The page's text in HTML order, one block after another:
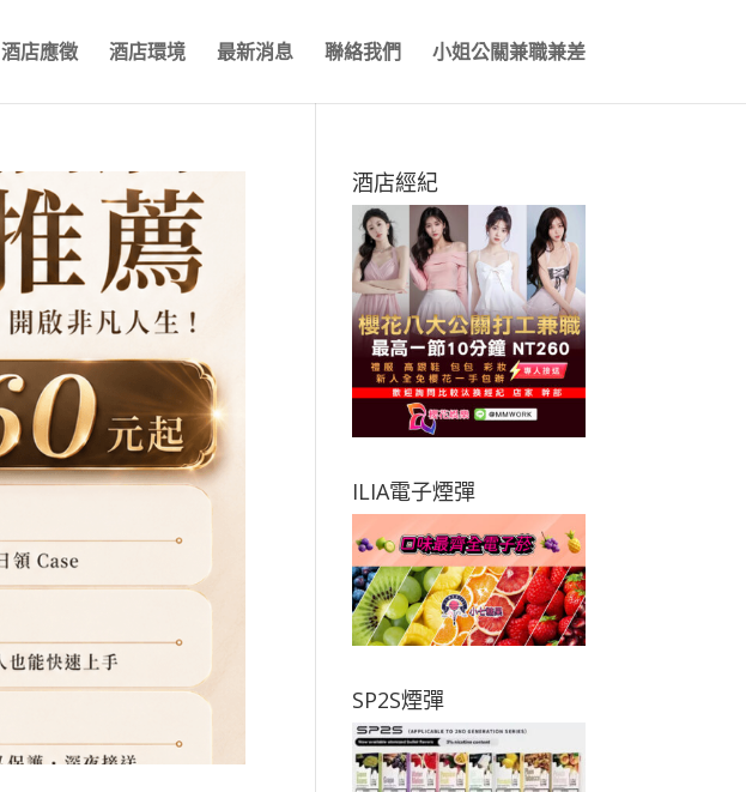
酒店應徵 酒店環境 最新消息 聯絡我們 小姐公關兼職兼差
酒店經紀
ILIA電子煙彈
SP2S煙彈